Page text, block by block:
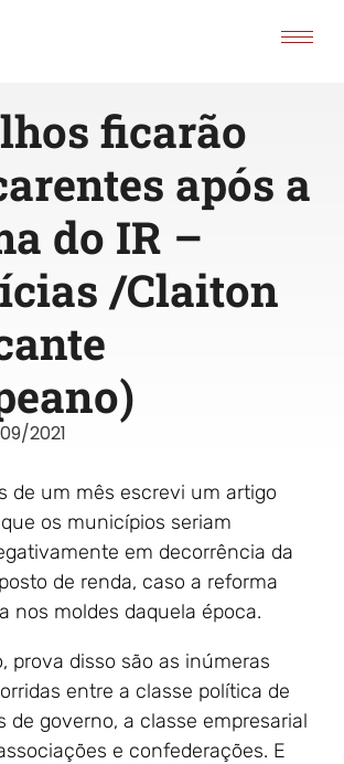
ficarão
após a
do IR –
/Claiton
2021
de um mês escrevi um artigo
os municípios seriam
em decorrência da
de renda, caso a reforma
nos moldes daquela época.
prova disso são as inúmeras
entre a classe política de
de governo, a classe empresarial
e confederações. E